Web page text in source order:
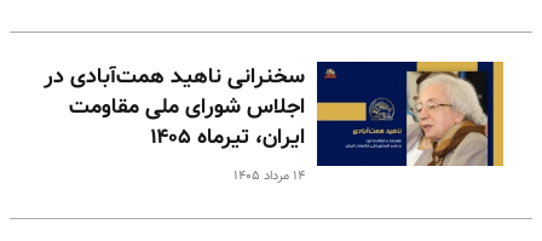
سخنرانی ناهید همت‌آبادی در
اجلاس شورای ملی مقاومت
ایران، تیرماه ۱۴۰۵
۱۴ مرداد ۱۴۰۵